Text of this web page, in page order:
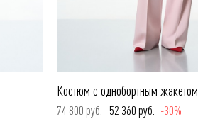
Костюм с однобортным жакетом
74 800 руб. 52 360 руб. -30%